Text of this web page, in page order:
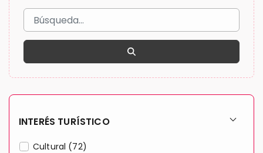
INTERÉS TURÍSTICO
Cultural (72)